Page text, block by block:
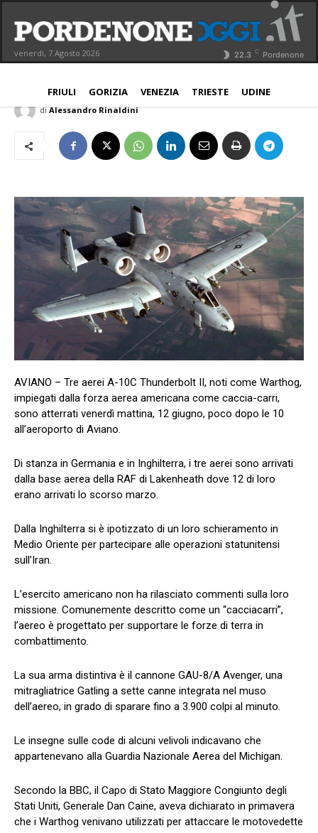
venerdì, 7 Agosto 2026 22.3 C Pordenone
FRIULI GORIZIA VENEZIA TRIESTE UDINE
Guerra: caccia “A-10” schierati ad
Aviano
PROVINCIA
di Alessandro Rinaldini
AVIANO – Tre aerei A-10C Thunderbolt II, noti come Warthog,
impiegati dalla forza aerea americana come caccia-carri,
sono atterrati venerdì mattina, 12 giugno, poco dopo le 10
all’aeroporto di Aviano.
Di stanza in Germania e in Inghilterra, i tre aerei sono arrivati
dalla base aerea della RAF di Lakenheath dove 12 di loro
erano arrivati lo scorso marzo.
Dalla Inghilterra si è ipotizzato di un loro schieramento in
Medio Oriente per partecipare alle operazioni statunitensi
sull’Iran.
L’esercito americano non ha rilasciato commenti sulla loro
missione. Comunemente descritto come un “cacciacarri”,
l’aereo è progettato per supportare le forze di terra in
combattimento.
La sua arma distintiva è il cannone GAU-8/A Avenger, una
mitragliatrice Gatling a sette canne integrata nel muso
dell’aereo, in grado di sparare fino a 3.900 colpi al minuto.
Le insegne sulle code di alcuni velivoli indicavano che
appartenevano alla Guardia Nazionale Aerea del Michigan.
Secondo la BBC, il Capo di Stato Maggiore Congiunto degli
Stati Uniti, Generale Dan Caine, aveva dichiarato in primavera
che i Warthog venivano utilizzati per attaccare le motovedette